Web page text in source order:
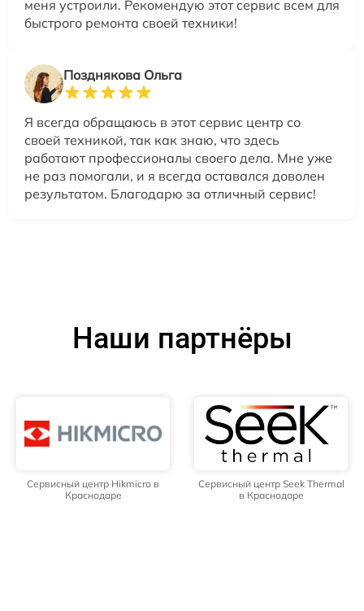
меня устроили. Рекомендую этот сервис всем для
быстрого ремонта своей техники!
Позднякова Ольга
Я всегда обращаюсь в этот сервис центр со
своей техникой, так как знаю, что здесь
работают профессионалы своего дела. Мне уже
не раз помогали, и я всегда оставался доволен
результатом. Благодарю за отличный сервис!
Наши партнёры
Сервисный центр Hikmicro в
Краснодаре
Сервисный центр Seek Thermal
в Краснодаре